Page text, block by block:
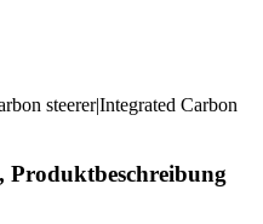
steerer|Integrated Carbon